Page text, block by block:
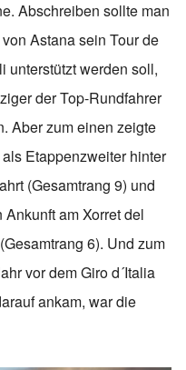
Abschreiben sollte man
Astana sein Tour de
unterstützt werden soll,
der Top-Rundfahrer
Aber zum einen zeigte
Etappenzweiter hinter
(Gesamtrang 9) und
am Xorret del
6). Und zum
vor dem Giro d´Italia
ankam, war die